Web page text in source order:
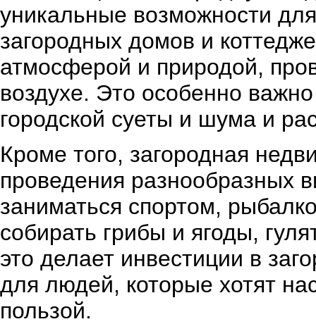
уникальные возможности
загородных домов и
атмосферой и природой,
воздухе. Это особенно
городской суеты и шума и
Кроме того, загородная
проведения разнообразных
заниматься спортом,
собирать грибы и ягоды,
это делает инвестиции в
для людей, которые хотят
пользой.